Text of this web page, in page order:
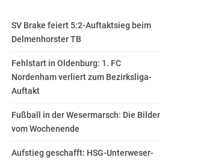
SV Brake feiert 5:2-Auftaktsieg beim
Delmenhorster TB
Fehlstart in Oldenburg: 1. FC
Nordenham verliert zum Bezirksliga-
Auftakt
Fußball in der Wesermarsch: Die Bilder
vom Wochenende
Aufstieg geschafft: HSG-Unterweser-